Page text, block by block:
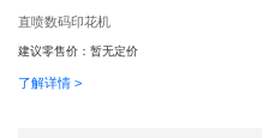
直喷数码印花机
建议零售价： 暂无定价
了解详情 >